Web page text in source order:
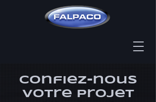
Confiez-nous
votre projet